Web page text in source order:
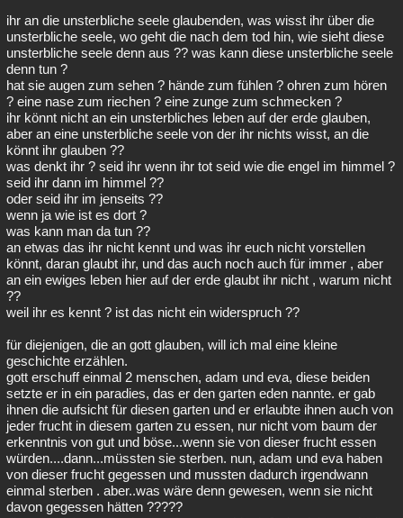
ihr an die unsterbliche seele glaubenden, was wisst ihr über die
unsterbliche seele, wo geht die nach dem tod hin, wie sieht diese
unsterbliche seele denn aus ?? was kann diese unsterbliche seele
denn tun ?
hat sie augen zum sehen ? hände zum fühlen ? ohren zum hören
? eine nase zum riechen ? eine zunge zum schmecken ?
ihr könnt nicht an ein unsterbliches leben auf der erde glauben,
aber an eine unsterbliche seele von der ihr nichts wisst, an die
könnt ihr glauben ??
was denkt ihr ? seid ihr wenn ihr tot seid wie die engel im himmel ?
seid ihr dann im himmel ??
oder seid ihr im jenseits ??
wenn ja wie ist es dort ?
was kann man da tun ??
an etwas das ihr nicht kennt und was ihr euch nicht vorstellen
könnt, daran glaubt ihr, und das auch noch auch für immer , aber
an ein ewiges leben hier auf der erde glaubt ihr nicht , warum nicht
??
weil ihr es kennt ? ist das nicht ein widerspruch ??
für diejenigen, die an gott glauben, will ich mal eine kleine
geschichte erzählen.
gott erschuff einmal 2 menschen, adam und eva, diese beiden
setzte er in ein paradies, das er den garten eden nannte. er gab
ihnen die aufsicht für diesen garten und er erlaubte ihnen auch von
jeder frucht in diesem garten zu essen, nur nicht vom baum der
erkenntnis von gut und böse...wenn sie von dieser frucht essen
würden....dann...müssten sie sterben. nun, adam und eva haben
von dieser frucht gegessen und mussten dadurch irgendwann
einmal sterben . aber..was wäre denn gewesen, wenn sie nicht
davon gegessen hätten ?????